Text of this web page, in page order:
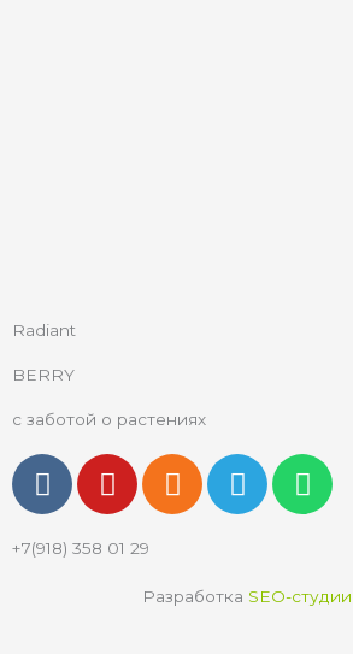
Radiant
BERRY
с заботой о растениях
V
k
Y
o
t
O
d
k
l
T
e
g
W
h
s
a
+7(918) 358 01 29
Разработка SEO-